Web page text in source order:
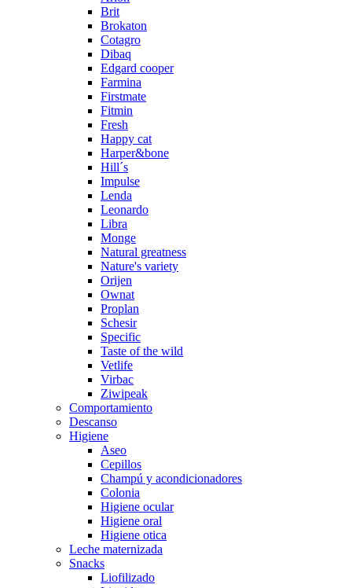
Brit
Brokaton
Cotagro
Dibaq
Edgard cooper
Farmina
Firstmate
Fitmin
Fresh
Happy cat
Harper&bone
Hill´s
Impulse
Lenda
Leonardo
Libra
Monge
Natural greatness
Nature's variety
Orijen
Ownat
Proplan
Schesir
Specific
Taste of the wild
Vetlife
Virbac
Ziwipeak
Comportamiento
Descanso
Higiene
Aseo
Cepillos
Champú y acondicionadores
Colonia
Higiene ocular
Higiene oral
Higiene otica
Leche maternizada
Snacks
Liofilizado